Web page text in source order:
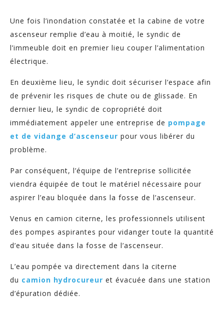
Une fois l’inondation constatée et la cabine de votre
ascenseur remplie d’eau à moitié, le syndic de
l’immeuble doit en premier lieu couper l’alimentation
électrique.
En deuxième lieu, le syndic doit sécuriser l’espace afin
de prévenir les risques de chute ou de glissade. En
dernier lieu, le syndic de copropriété doit
immédiatement appeler une entreprise de pompage
et de vidange d’ascenseur pour vous libérer du
problème.
Par conséquent, l’équipe de l’entreprise sollicitée
viendra équipée de tout le matériel nécessaire pour
aspirer l’eau bloquée dans la fosse de l’ascenseur.
Venus en camion citerne, les professionnels utilisent
des pompes aspirantes pour vidanger toute la quantité
d’eau située dans la fosse de l’ascenseur.
L’eau pompée va directement dans la citerne
du camion hydrocureur et évacuée dans une station
d’épuration dédiée.